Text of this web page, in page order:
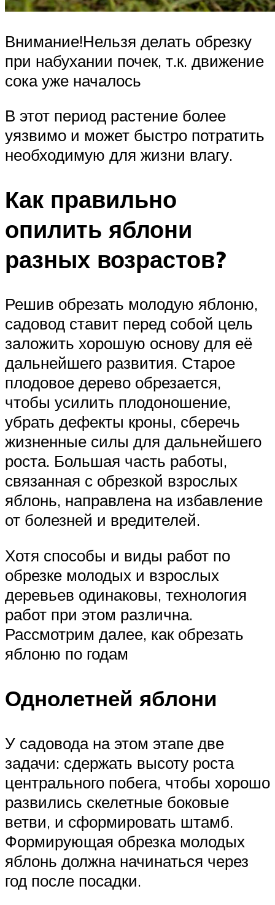
Внимание!Нельзя делать обрезку
при набухании почек, т.к. движение
сока уже началось
В этот период растение более
уязвимо и может быстро потратить
необходимую для жизни влагу.
Как правильно
опилить яблони
разных возрастов?
Решив обрезать молодую яблоню,
садовод ставит перед собой цель
заложить хорошую основу для её
дальнейшего развития. Старое
плодовое дерево обрезается,
чтобы усилить плодоношение,
убрать дефекты кроны, сберечь
жизненные силы для дальнейшего
роста. Большая часть работы,
связанная с обрезкой взрослых
яблонь, направлена на избавление
от болезней и вредителей.
Хотя способы и виды работ по
обрезке молодых и взрослых
деревьев одинаковы, технология
работ при этом различна.
Рассмотрим далее, как обрезать
яблоню по годам
Однолетней яблони
У садовода на этом этапе две
задачи: сдержать высоту роста
центрального побега, чтобы хорошо
развились скелетные боковые
ветви, и сформировать штамб.
Формирующая обрезка молодых
яблонь должна начинаться через
год после посадки.